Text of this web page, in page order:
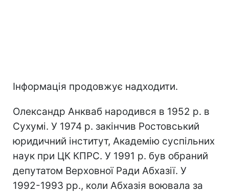
Інформація продовжує надходити.
Олександр Анкваб народився в 1952 р. в
Сухумі. У 1974 р. закінчив Ростовський
юридичний інститут, Академію суспільних
наук при ЦК КПРС. У 1991 р. був обраний
депутатом Верховної Ради Абхазії. У
1992-1993 рр., коли Абхазія воювала за